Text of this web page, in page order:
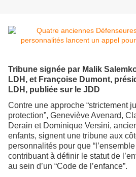
Tribune signée par Malik
LDH, et Françoise Dumont,
LDH, publiée sur le JDD
Contre une approche “strictement
protection”, Geneviève Avenard,
Derain et Dominique Versini,
enfants, signent une tribune aux
personnalités pour que
contribuant à définir le statut de
au sein d’un “Code de l’enfance”.